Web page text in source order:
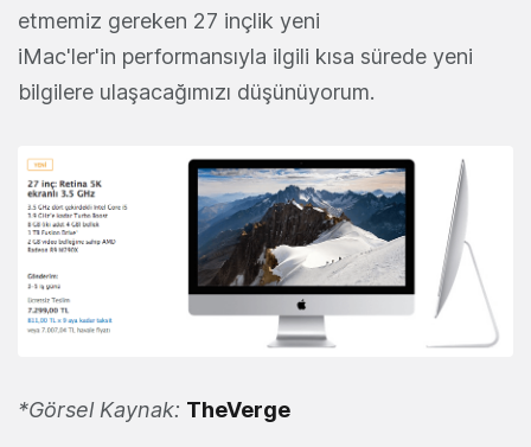
etmemiz gereken 27 inçlik yeni
iMac'ler'in performansıyla ilgili kısa sürede yeni
bilgilere ulaşacağımızı düşünüyorum.
*Görsel Kaynak: TheVerge